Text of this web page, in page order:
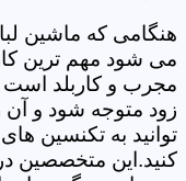
هنگامی که ماشین
می شود مهم ترین
مجرب و کاربلد است
زود متوجه شود و آن
توانید به تکنسین
کنید.این متخصصین